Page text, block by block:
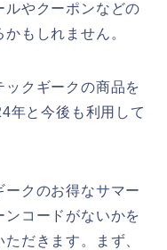
ルやクーポンなどの
もしれません。
クギークの商品を
年と今後も利用して
クのお得なサマー
コードがないかを
だきます。まず、